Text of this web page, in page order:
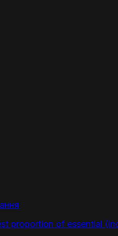
proportion of essential